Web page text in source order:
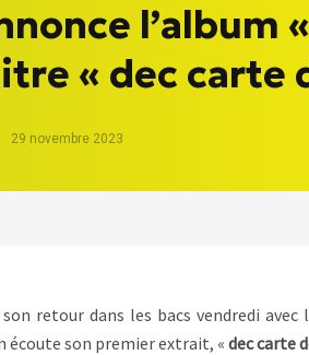
l’album
« dec carte
29 novembre 2023
retour dans les bacs vendredi
écoute son premier extrait, « dec carte